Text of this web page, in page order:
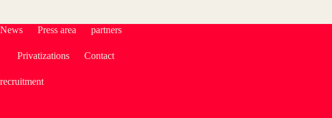
News Press area partners
Privatizations Contact
recruitment